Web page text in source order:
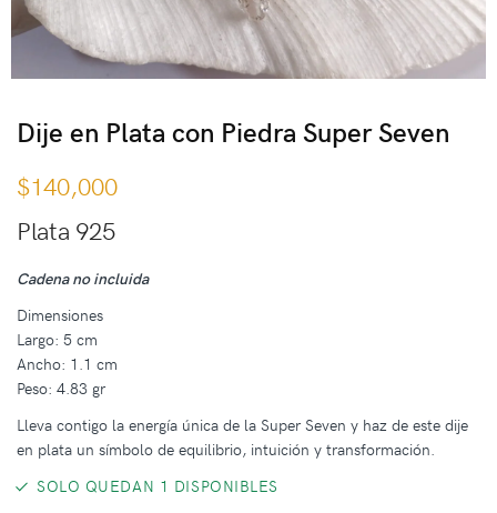
Dije en Plata con Piedra Super Seven
$140,000
Plata 925
Cadena no incluida
Dimensiones
Largo: 5 cm
Ancho: 1.1 cm
Peso: 4.83 gr
Lleva contigo la energía única de la Super Seven y haz de este dije
en plata un símbolo de equilibrio, intuición y transformación.
SOLO QUEDAN 1 DISPONIBLES